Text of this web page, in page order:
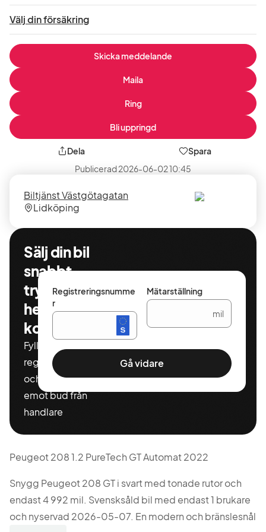
Välj din försäkring
Skicka meddelande
Maila
Ring
Bli uppringd
Dela
Spara
Publicerad2026-06-02 10:45
Säljare
Biltjänst Västgötagatan
Säljarens
plats
Lidköping
Sälj din bil
snabbt,
tryggt och
helt
kostnadsfritt
Fyll i ditt
registeringnummer
och miltal för att ta
emot bud från
handlare
Registreringsnumme
r
Mätarställning
mil
Gå vidare
Peugeot 208 1.2 PureTech GT Automat 2022
Snygg Peugeot 208 GT i svart med tonade rutor och
endast 4 992 mil. Svensksåld bil med endast 1 brukare
och nyservad 2026-05-07. En modern och bränslesnål